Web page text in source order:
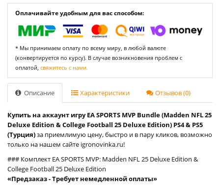
Оплачивайте удобным для вас способом:
* Мы принимаем оплату по всему миру, в любой валюте
(конвертируется по курсу). В случае возникновения проблем с
оплатой, свяжитесь с нами.
Описание Характеристики Отзывов (0)
Купить на аккаунт игру EA SPORTS MVP Bundle (Madden NFL 25
Deluxe Edition & College Football 25 Deluxe Edition) PS4 & PS5
(Турция)за приемлимую цену, быстро и в пару кликов, возможно
только на нашем сайте igronovinka.ru!
### Комплект EA SPORTS MVP: Madden NFL 25 Deluxe Edition &
College Football 25 Deluxe Edition
«Предзаказ - Требует немедленной оплаты»